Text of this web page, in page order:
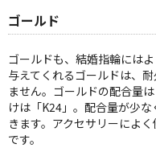
ゴールド
ゴールドも、結婚指輪には
与えてくれるゴールドは、
ません。ゴールドの配合量
けは「K24」。配合量が少
きます。アクセサリーによ
です。